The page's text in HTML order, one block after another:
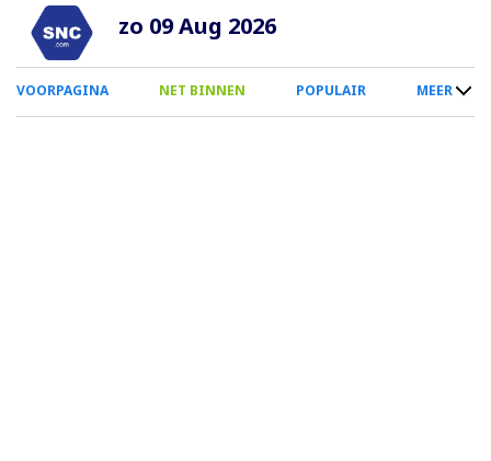
Overslaan
naar
inhoud
zo 09 Aug 2026
0
Smartphone
VOORPAGINA NET BINNEN POPULAIR MEER